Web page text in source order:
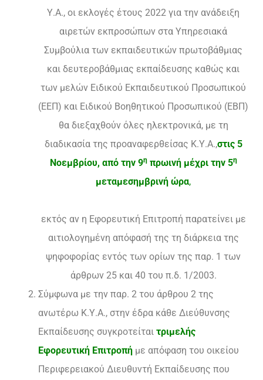
Υ.Α., οι εκλογές έτους 2022 για την ανάδειξη
αιρετών εκπροσώπων στα Υπηρεσιακά
Συμβούλια των εκπαιδευτικών πρωτοβάθμιας
και δευτεροβάθμιας εκπαίδευσης καθώς και
των μελών Ειδικού Εκπαιδευτικού Προσωπικού
(ΕΕΠ) και Ειδικού Βοηθητικού Προσωπικού (ΕΒΠ)
θα διεξαχθούν όλες ηλεκτρονικά, με τη
διαδικασία της προαναφερθείσας Κ.Υ.Α.,στις 5
Νοεμβρίου, από την 9ηπρωινή μέχρι την 5η
μεταμεσημβρινή ώρα,
εκτός αν η Εφορευτική Επιτροπή παρατείνει με
αιτιολογημένη απόφασή της τη διάρκεια της
ψηφοφορίας εντός των ορίων της παρ. 1 των
άρθρων 25 και 40 του π.δ. 1/2003.
Σύμφωνα με την παρ. 2 του άρθρου 2 της
ανωτέρω Κ.Υ.Α., στην έδρα κάθε Διεύθυνσης
Εκπαίδευσης συγκροτείται τριμελής
Εφορευτική Επιτροπή με απόφαση του οικείου
Περιφερειακού Διευθυντή Εκπαίδευσης που